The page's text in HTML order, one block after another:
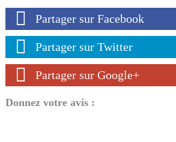
Partager sur Facebook
Partager sur Twitter
Partager sur Google+
Donnez votre avis :